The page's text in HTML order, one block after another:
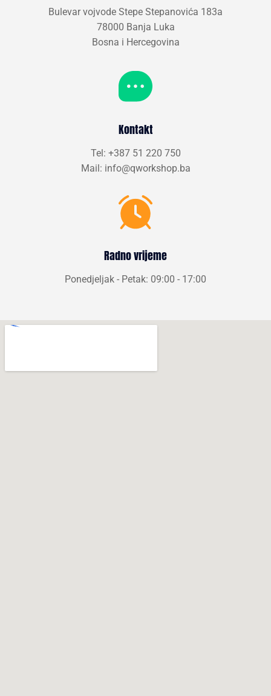
Bulevar vojvode Stepe Stepanovića 183a
78000 Banja Luka
Bosna i Hercegovina
Kontakt
Tel: +387 51 220 750
Mail: info@qworkshop.ba
Radno vrijeme
Ponedjeljak - Petak: 09:00 - 17:00